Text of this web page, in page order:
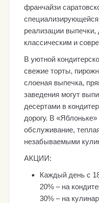
франчайзи
специализирующейся
реализации выпечки,
классическим и
В уютной
свежие торты,
слоеная выпечка,
заведения могут
десертами в
дорогу. В
обслуживание,
незабываемыми
АКЦИИ:
Каждый день с
20% – на
30% – на